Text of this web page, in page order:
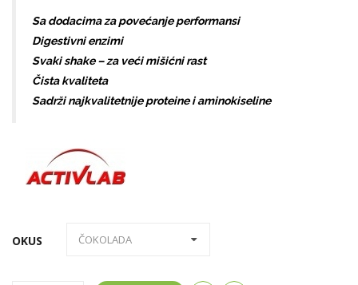
Sa dodacima za povećanje performansi
Digestivni enzimi
Svaki shake – za veći mišićni rast
Čista kvaliteta
Sadrži najkvalitetnije proteine i aminokiseline
OKUS